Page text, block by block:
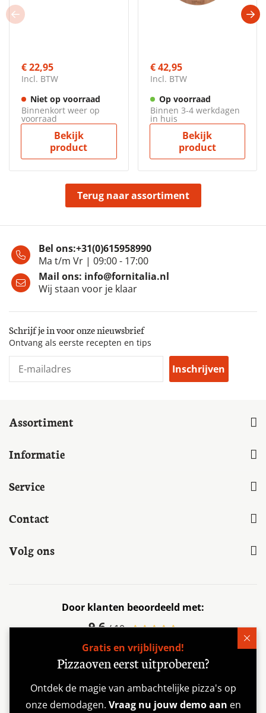
€ 22,95
Incl. BTW
Niet op voorraad
Binnenkort weer op
voorraad
Bekijk
product
€ 42,95
Incl. BTW
Op voorraad
Binnen 3-4 werkdagen
in huis
Bekijk
product
Terug naar assortiment
Gratis en vrijblijvend!
Pizzaoven eerst uitproberen?
Ontdek de magie van ambachtelijke pizza's op
onze demodagen. Vraag nu jouw demo aan en
Bel ons:+31(0)615958990
Ma t/m Vr | 09:00 - 17:00
Mail ons: info@fornitalia.nl
Wij staan voor je klaar
Schrijf je in voor onze nieuwsbrief
Ontvang als eerste recepten en tips
Inschrijven
Assortiment
Informatie
Service
Contact
Volg ons
Door klanten beoordeeld met:
9.6 / 10
Geverifieerd door:
Veilig betalen met: